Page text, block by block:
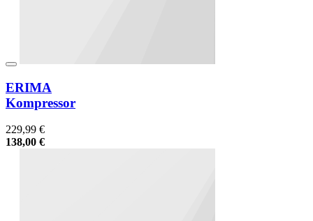
ERIMA
Kompressor
229,99 €
138,00 €